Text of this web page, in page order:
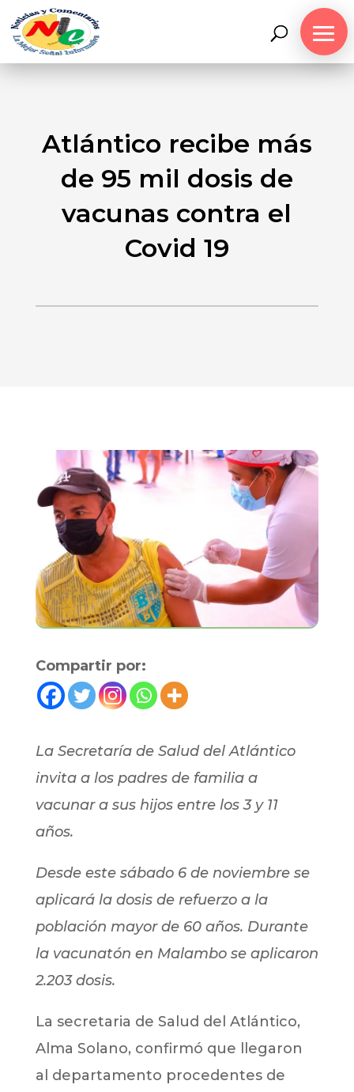
Atlántico recibe más
de 95 mil dosis de
vacunas contra el
Covid 19
Compartir por:
La Secretaría de Salud del Atlántico
invita a los padres de familia a
vacunar a sus hijos entre los 3 y 11
años.
Desde este sábado 6 de noviembre se
aplicará la dosis de refuerzo a la
población mayor de 60 años. Durante
la vacunatón en Malambo se aplicaron
2.203 dosis.
La secretaria de Salud del Atlántico,
Alma Solano, confirmó que llegaron
al departamento procedentes de